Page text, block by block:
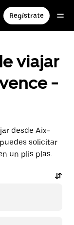
Regístrate
viajar
-
desde Aix-
solicitar
un plis plas.